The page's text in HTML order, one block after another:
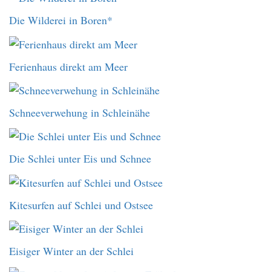
Die Wilderei in Boren*
Ferienhaus direkt am Meer
Schneeverwehung in Schleinähe
Die Schlei unter Eis und Schnee
Kitesurfen auf Schlei und Ostsee
Eisiger Winter an der Schlei